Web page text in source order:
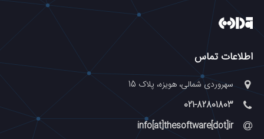
اطلاعات تماس
سهروردی شمالی، هویزه، پلاک 15
021-82801803
info[at]thesoftware[dot]ir